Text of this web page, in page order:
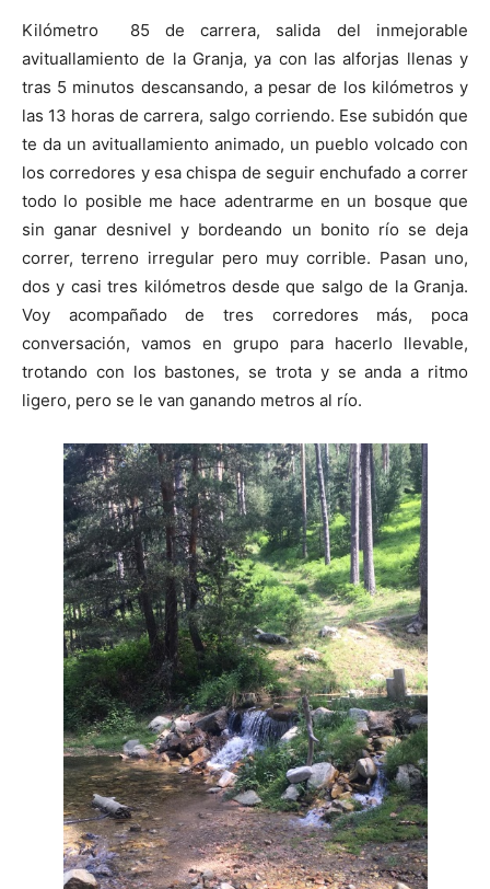
Kilómetro 85 de carrera, salida del inmejorable
avituallamiento de la Granja, ya con las alforjas llenas y
tras 5 minutos descansando, a pesar de los kilómetros y
las 13 horas de carrera, salgo corriendo. Ese subidón que
te da un avituallamiento animado, un pueblo volcado con
los corredores y esa chispa de seguir enchufado a correr
todo lo posible me hace adentrarme en un bosque que
sin ganar desnivel y bordeando un bonito río se deja
correr, terreno irregular pero muy corrible. Pasan uno,
dos y casi tres kilómetros desde que salgo de la Granja.
Voy acompañado de tres corredores más, poca
conversación, vamos en grupo para hacerlo llevable,
trotando con los bastones, se trota y se anda a ritmo
ligero, pero se le van ganando metros al río.